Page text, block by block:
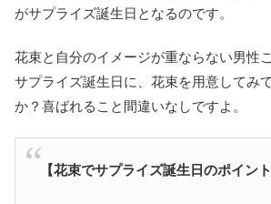
がサプライズ誕生日となるのです。
花束と自分のイメージが重ならない男性
サプライズ誕生日に、花束を用意してみ
か？喜ばれること間違いなしですよ。
【花束でサプライズ誕生日のポイント